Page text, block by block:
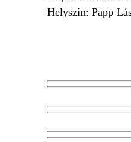
Helyszín: Papp